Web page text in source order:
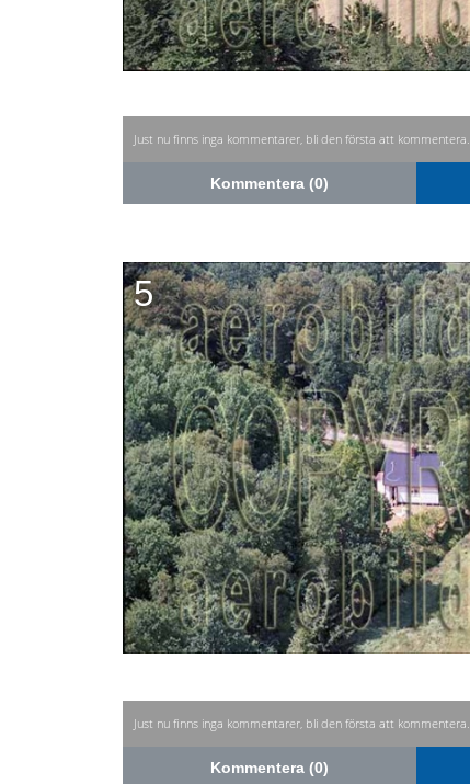
Just nu finns inga kommentarer, bli den första att kommentera.
Kommentera (0)
5
Just nu finns inga kommentarer, bli den första att kommentera.
Kommentera (0)